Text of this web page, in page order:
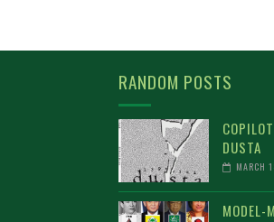
RANDOM POSTS
DUSTA
MARCH
MODEL-